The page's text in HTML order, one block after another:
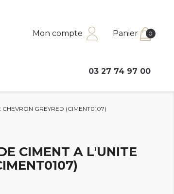
Mon compte Panier 0
03 27 74 97 00
CHEVRON GREYRED (CIMENT0107)
CIMENT A L'UNITE